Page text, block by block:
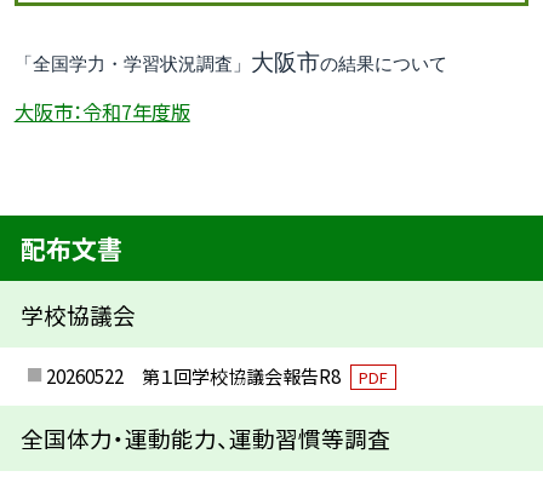
「全国学力・学習状況調査」 大阪市の結果について
大阪市：令和7年度版
配布文書
学校協議会
20260522 第１回学校協議会報告R8 PDF
全国体力・運動能力、運動習慣等調査